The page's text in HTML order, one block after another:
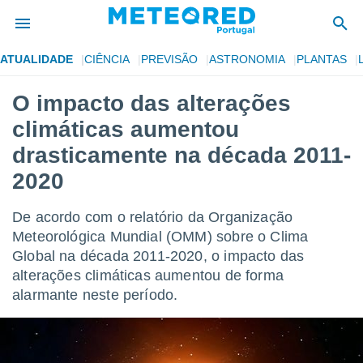
foi
para
as
fornecidas
a este
das
e
forma
digital
ATUALIDADE CIÊNCIA PREVISÃO ASTRONOMIA PLANTAS
O impacto das alterações
climáticas aumentou
drasticamente na década 2011-
2020
De acordo com o relatório da Organização
Meteorológica Mundial (OMM) sobre o Clima
Global na década 2011-2020, o impacto das
alterações climáticas aumentou de forma
alarmante neste período.